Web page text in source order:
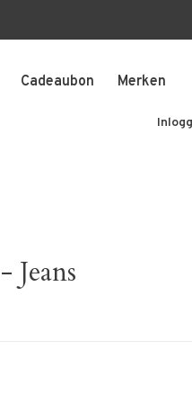
Cadeaubon Merken